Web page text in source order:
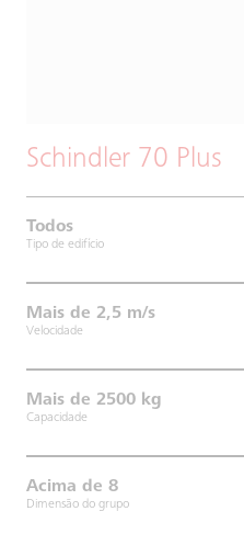
Schindler 70 Plus
Todos
Tipo de edifício
Mais de 2,5 m/s
Velocidade
Mais de 2500 kg
Capacidade
Acima de 8
Dimensão do grupo